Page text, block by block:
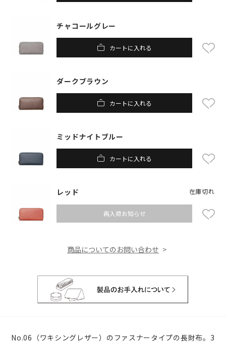
チャコールグレー
カートに入れる
ダークブラウン
カートに入れる
ミッドナイトブルー
カートに入れる
レッド 在庫切れ
再入荷お知らせ
商品についてのお問い合わせ
No.06（ワキシングレザー）のファスナータイプの長財布。3